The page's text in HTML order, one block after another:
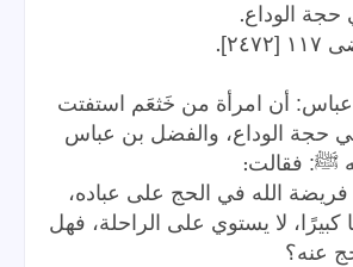
الوداع.
.
أن امرأة من خَثعَم استفتت
حجة الوداع، والفضل بن عباس
ﷺ: فقالت:
فريضة الله في الحج على عباده،
لا يستوي على الراحلة، فهل
عنه؟